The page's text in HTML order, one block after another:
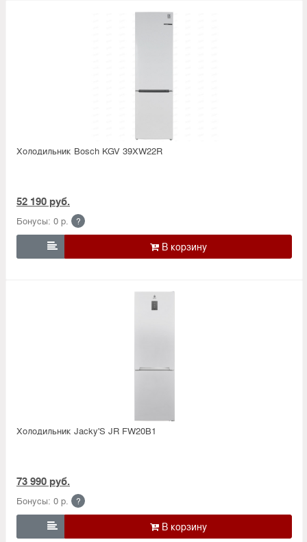
Холодильник Bosсh KGV 39XW22R
52 190 руб.
Бонусы: 0 р. ?

Холодильник Jacky'S JR FW20B1
73 990 руб.
Бонусы: 0 р. ?
